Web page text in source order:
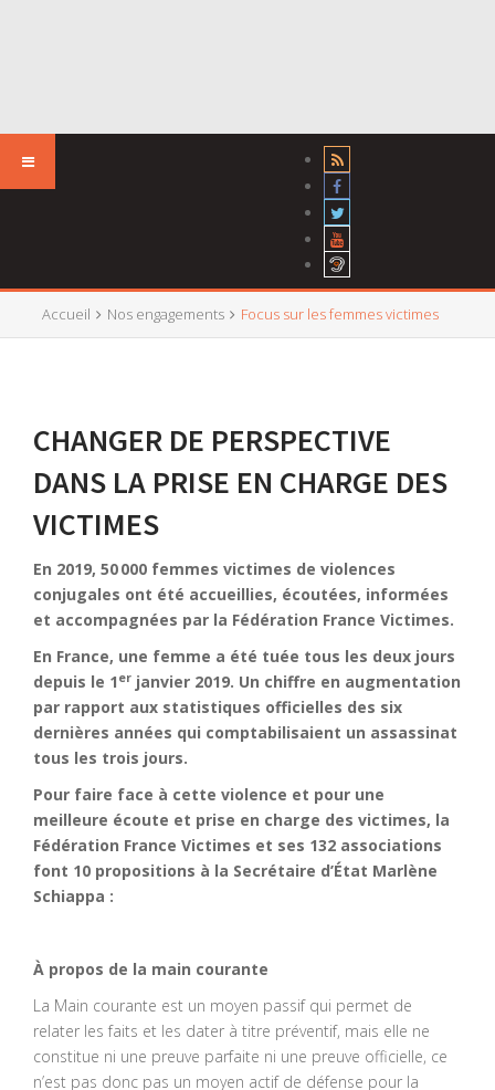
Accueil Nos engagements Focus sur les femmes victimes
CHANGER DE PERSPECTIVE
DANS LA PRISE EN CHARGE DES
VICTIMES
En 2019, 50000 femmes victimes de violences
conjugales ont été accueillies, écoutées, informées
et accompagnées par la Fédération France Victimes.
En France, une femme a été tuée tous les deux jours
depuis le 1 er janvier 2019. Un chiffre en augmentation
par rapport aux statistiques officielles des six
dernières années qui comptabilisaient un assassinat
tous les trois jours.
Pour faire face à cette violence et pour une
meilleure écoute et prise en charge des victimes, la
Fédération France Victimes et ses 132 associations
font 10 propositions à la Secrétaire d’État Marlène
Schiappa :
À propos de la main courante
La Main courante est un moyen passif qui permet de
relater les faits et les dater à titre préventif, mais elle ne
constitue ni une preuve parfaite ni une preuve officielle, ce
n’est pas donc pas un moyen actif de défense pour la